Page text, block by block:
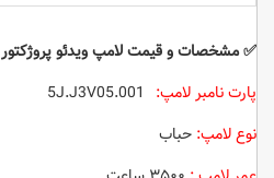
✅مشخصات و قیمتلامپ ویدئو پروژکتور BenQ مدلMX711
پارت نامبر لامپ:
نوع لامپ: حباب